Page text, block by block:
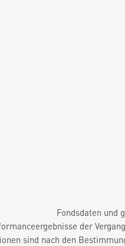
Fondsdaten und
der
sind nach den